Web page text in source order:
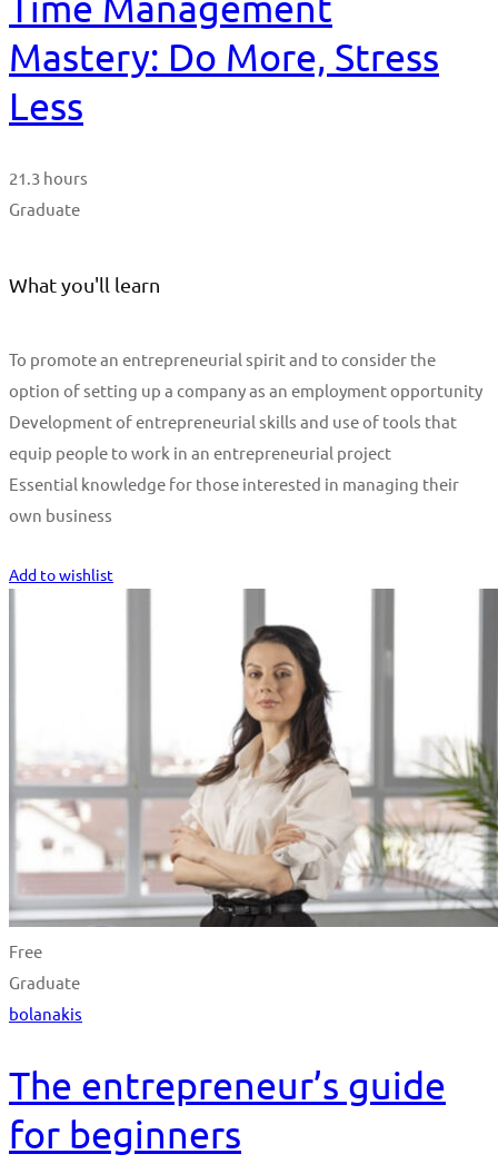
Mastery: Do More, Stress
Less
21.3 hours
Graduate
What you'll learn
To promote an entrepreneurial spirit and to consider the
option of setting up a company as an employment opportunity
Development of entrepreneurial skills and use of tools that
equip people to work in an entrepreneurial project
Essential knowledge for those interested in managing their
own business
Add to wishlist
Free
Graduate
bolanakis
The entrepreneur’s guide
for beginners